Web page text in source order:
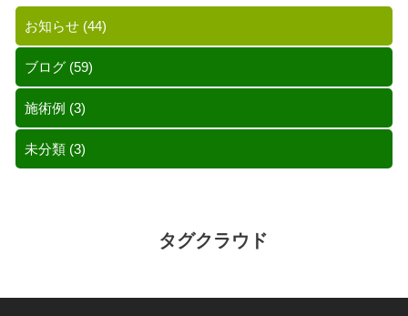
お知らせ (44)
ブログ (59)
施術例 (3)
未分類 (3)
タグクラウド